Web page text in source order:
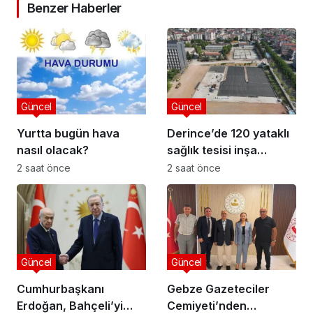
Benzer Haberler
Yurtta bugün hava
nasıl olacak?
Güncel
2 saat önce
Derince’de 120 yataklı
sağlık tesisi inşa
ediliyor
Güncel
2 saat önce
Cumhurbaşkanı
Erdoğan, Bahçeli’yi
Güncel
Gebze Gazeteciler
Cemiyeti’nden
Güncel